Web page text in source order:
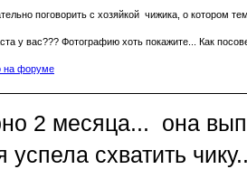
поговорить с хозяйкой чижика, о котором
у вас??? Фотографию хоть покажите... Как
на форуме
2 месяца... она
успела схватить